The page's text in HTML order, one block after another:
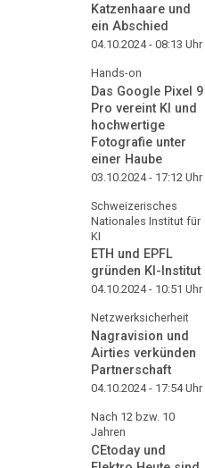
Katzenhaare und
ein Abschied
04.10.2024 - 08:13 Uhr
Hands-on
Das Google Pixel 9
Pro vereint KI und
hochwertige
Fotografie unter
einer Haube
03.10.2024 - 17:12 Uhr
Schweizerisches
Nationales Institut für
KI
ETH und EPFL
gründen KI-Institut
04.10.2024 - 10:51 Uhr
Netzwerksicherheit
Nagravision und
Airties verkünden
Partnerschaft
04.10.2024 - 17:54Uhr
Nach 12 bzw. 10
Jahren
CEtoday und